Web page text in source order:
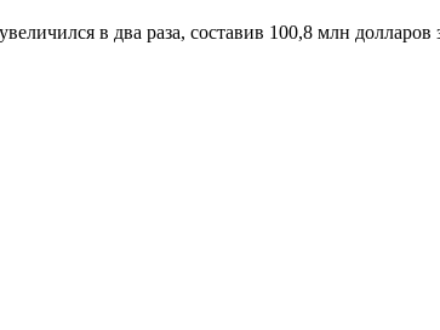
в два раза, составив 100,8 млн долларов